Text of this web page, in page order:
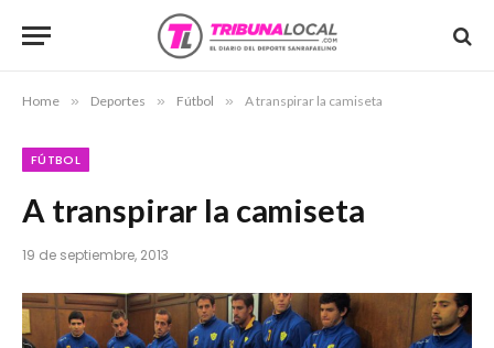
Home » Deportes » Fútbol » A transpirar la camiseta
FÚTBOL
A transpirar la camiseta
19 de septiembre, 2013